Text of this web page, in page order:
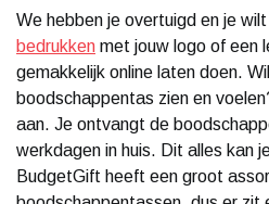
We hebben je overtuigd en je wilt
bedrukken met jouw logo of een
gemakkelijk online laten doen.
boodschappentas zien en
aan. Je ontvangt de
werkdagen in huis. Dit alles kan
BudgetGift heeft een groot